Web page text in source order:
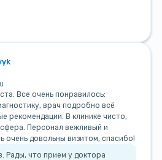
Все очень понравилось:
врач подробно всё
рекомендации. В клинике чисто,
Персонал вежливый и
очень довольны визитом, спасибо!
Рады, что прием у доктора